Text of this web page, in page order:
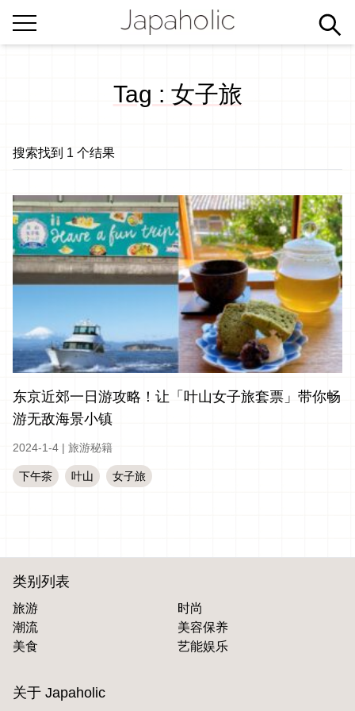
Tag : 女子旅
搜索找到 1 个结果
东京近郊一日游攻略！让「叶山女子旅套票」带你畅
游无敌海景小镇
2024-1-4 | 旅游秘籍
下午茶 叶山 女子旅
类别列表
旅游
时尚
潮流
美容保养
美食
艺能娱乐
关于 Japaholic